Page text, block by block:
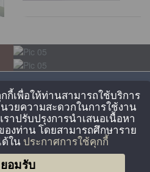
กี้เพื่อให้ท่านสามารถใช้บริการ
วยความสะดวกในการใช้งาน
ราปรับปรุงการนำเสนอเนื้อหา
องท่าน โดยสามารถศึกษาราย
ด้ใน ประกาศการใช้คุกกี้
ยอมรับ